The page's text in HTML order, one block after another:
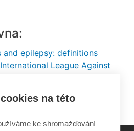
and epilepsy: definitions
League Against
the International Bureau for
na této
ke shromažďování